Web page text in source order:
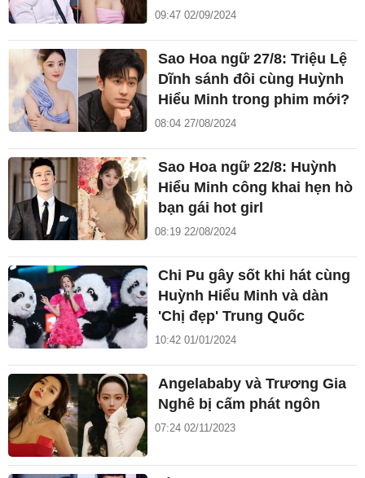
09:47 02/09/2024
Sao Hoa ngữ 27/8: Triệu Lệ
Dĩnh sánh đôi cùng Huỳnh
Hiểu Minh trong phim mới?
08:04 27/08/2024
Sao Hoa ngữ 22/8: Huỳnh
Hiểu Minh công khai hẹn hò
bạn gái hot girl
08:19 22/08/2024
Chi Pu gây sốt khi hát cùng
Huỳnh Hiểu Minh và dàn
'Chị đẹp' Trung Quốc
10:42 01/01/2024
Angelababy và Trương Gia
Nghê bị cấm phát ngôn
07:24 02/11/2023